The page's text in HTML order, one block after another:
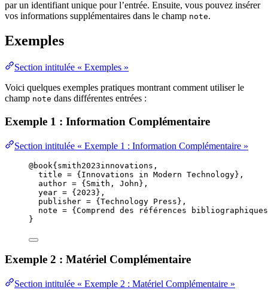
par un identifiant unique pour l’entrée. Ensuite, vous pouvez insérer
vos informations supplémentaires dans le champ note.
Exemples
Section intitulée « Exemples »
Voici quelques exemples pratiques montrant comment utiliser le
champ note dans différentes entrées :
Exemple 1 : Information Complémentaire
Section intitulée « Exemple 1 : Information Complémentaire »
@book{smith2023innovations,
title = { Innovations in Modern Technology } ,
author = { Smith, John } ,
year = { 2023 } ,
publisher = { Technology Press } ,
note = { Comprend des références
}
Exemple 2 : Matériel Complémentaire
Section intitulée « Exemple 2 : Matériel Complémentaire »